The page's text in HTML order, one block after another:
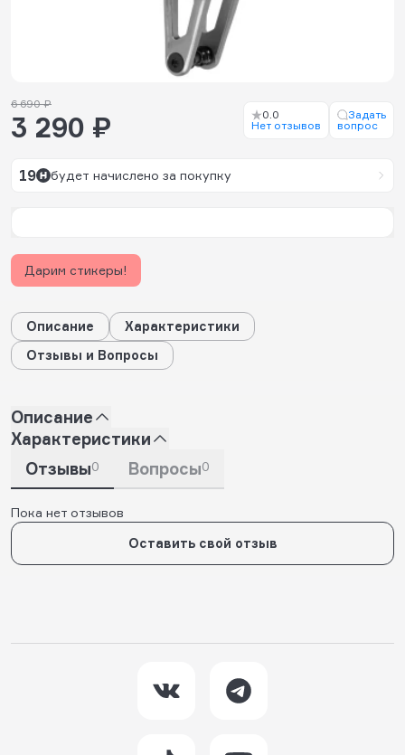
6 690 ₽
3 290 ₽
0.0
Нет отзывов
Задать
вопрос
19 будет начислено за покупку
Дарим стикеры!
Описание
Характеристики
Отзывы и Вопросы
Описание
Характеристики
Отзывы0 Вопросы0
Пока нет отзывов
Оставить свой отзыв